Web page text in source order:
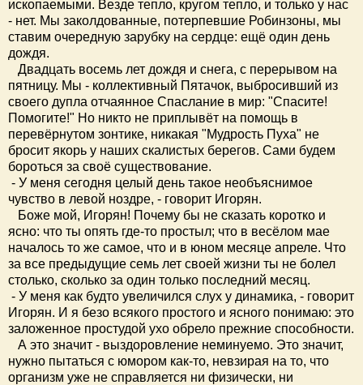
ископаемыми. Везде тепло, кругом тепло, и только у нас
- нет. Мы заколдованные, потерпевшие Робинзоны, мы
ставим очередную зарубку на сердце: ещё один день
дождя.
Двадцать восемь лет дождя и снега, с перерывом на
пятницу. Мы - коллективный Пятачок, выбросивший из
своего дупла отчаянное Спаслание в мир: "Спасите!
Помогите!" Но никто не приплывёт на помощь в
перевёрнутом зонтике, никакая "Мудрость Пуха" не
бросит якорь у наших скалистых берегов. Сами будем
бороться за своё существование.
- У меня сегодня целый день такое необъяснимое
чувство в левой ноздре, - говорит Игорян.
Боже мой, Игорян! Почему бы не сказать коротко и
ясно: что ты опять где-то простыл; что в весёлом мае
началось то же самое, что и в юном месяце апреле. Что
за все предыдущие семь лет своей жизни ты не болел
столько, сколько за один только последний месяц.
- У меня как будто увеличился слух у динамика, - говорит
Игорян. И я безо всякого простого и ясного понимаю: это
заложенное простудой ухо обрело прежние способности.
А это значит - выздоровление неминуемо. Это значит,
нужно пытаться с юмором как-то, невзирая на то, что
организм уже не справляется ни физически, ни